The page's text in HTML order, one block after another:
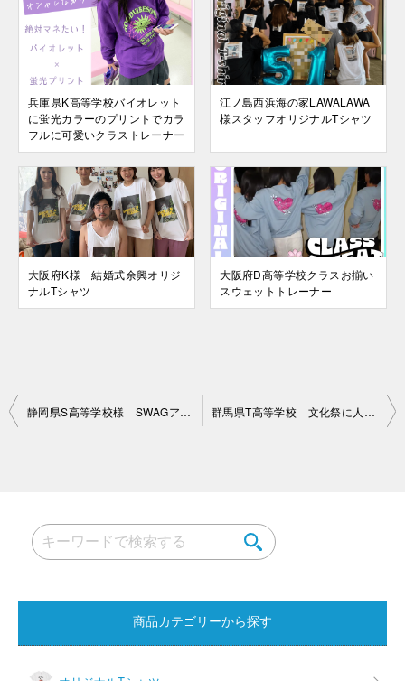
兵庫県K高等学校バイオレット
に蛍光カラーのプリントでカラ
フルに可愛いクラストレーナー
江ノ島西浜海の家LAWALAWA
様スタッフオリジナルTシャツ
大阪府K様 結婚式余興オリジ
ナルTシャツ
大阪府D高等学校クラスお揃い
スウェットトレーナー
投
ン
静岡県S高等学校様 SWAGアレンジデザイン 群馬県T高等学校 文化祭に人気のアメリカンデザインのクラスTシャツ
商品カテゴリーから探す